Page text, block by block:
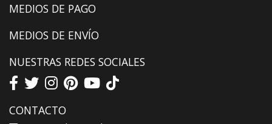
MEDIOS DE PAGO
MEDIOS DE ENVÍO
NUESTRAS REDES SOCIALES
CONTACTO